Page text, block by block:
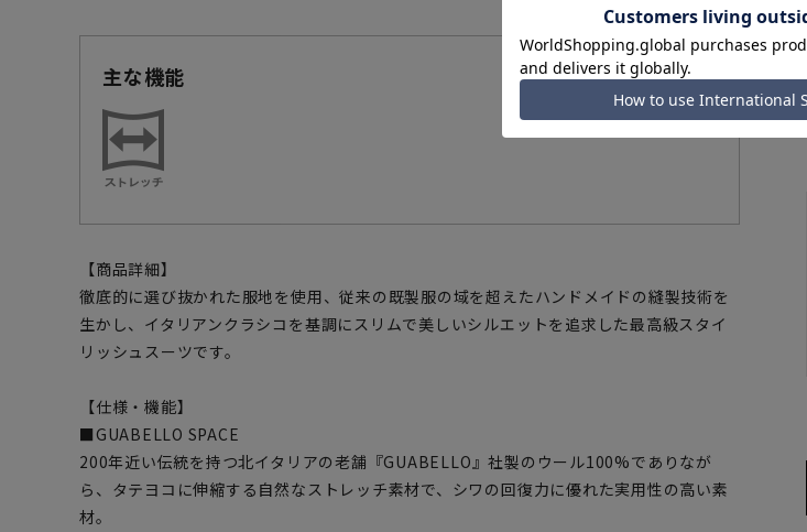
主な機能 機能一覧
【商品詳細】
徹底的に選び抜かれた服地を使用、従来の既製服の域を超えたハンドメイドの縫製技術を
生かし、イタリアンクラシコを基調にスリムで美しいシルエットを追求した最高級スタイ
リッシュスーツです。
【仕様・機能】
■GUABELLO SPACE
200年近い伝統を持つ北イタリアの老舗『GUABELLO』社製のウール100%でありなが
ら、タテヨコに伸縮する自然なストレッチ素材で、シワの回復力に優れた実用性の高い素
材。